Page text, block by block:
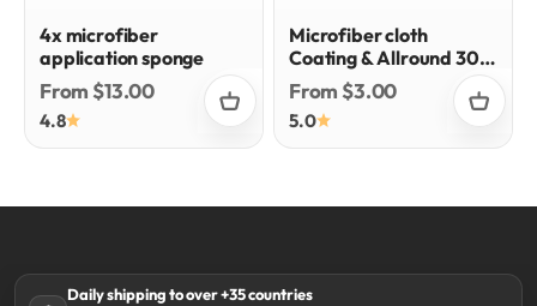
4x microfiber
application sponge
Sale price
From $13.00
4.8
Microfiber cloth
Coating & Allround 300
gsm
Sale price
From $3.00
5.0
Daily shipping to over +35 countries